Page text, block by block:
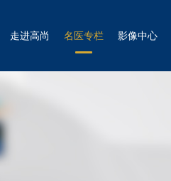
走进高尚 名医专栏 影像中心